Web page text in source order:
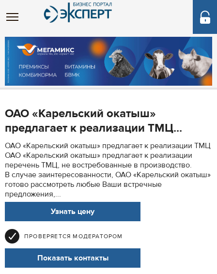
ОАО «Карельский окатыш»
предлагает к реализации ТМЦ...
ОАО «Карельский окатыш» предлагает к реализации ТМЦ
ОАО «Карельский окатыш» предлагает к реализации
перечень ТМЦ, не востребованные в производство.
В случае заинтересованности, ОАО «Карельский окатыш»
готово рассмотреть любые Ваши встречные
предложения,...
Узнать цену
ПРОВЕРЯЕТСЯ МОДЕРАТОРОМ
Показать контакты